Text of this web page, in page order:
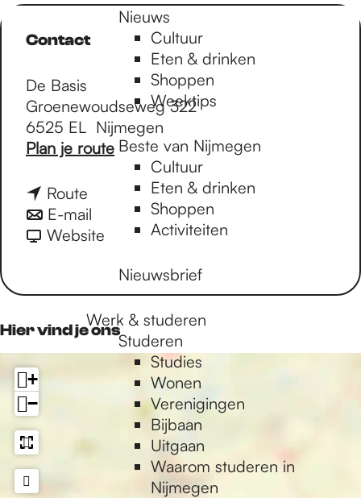
Nieuws
Cultuur
Eten & drinken
Shoppen
Weektips
Beste van Nijmegen
Cultuur
Eten & drinken
Shoppen
Activiteiten
Nieuwsbrief
Werk & studeren
Studeren
Studies
Wonen
Verenigingen
Bijbaan
Uitgaan
Waarom studeren in
Nijmegen
Contact
De Basis
Groenewoudseweg 322
6525 EL Nijmegen
Plan je routen
M
a
a
n
d
Route
a
a
e
M
a
a
g
E-mail
a
D
e
M
a
Website
D
e
M
a
Hier vind je ons
+
−